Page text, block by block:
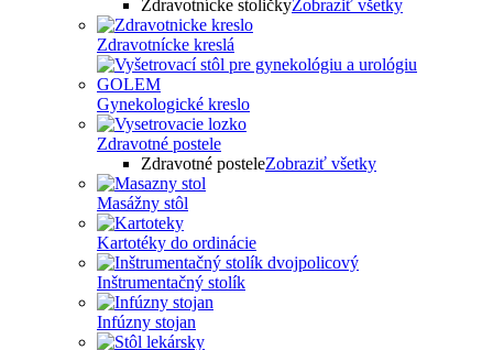
Zdravotnícke stoličkyZobraziť všetky
Zdravotnícke kreslá
Gynekologické kreslo
Zdravotné postele
Zdravotné posteleZobraziť všetky
Masážny stôl
Kartotéky do ordinácie
Inštrumentačný stolík
Infúzny stojan